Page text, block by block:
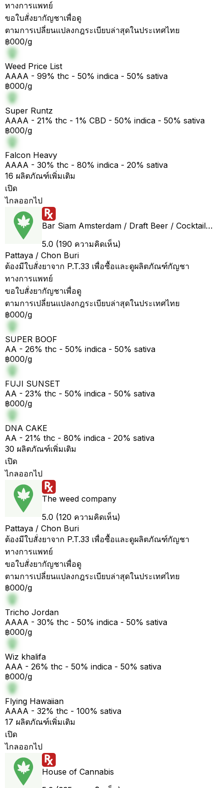
ทางการแพทย์
ขอใบสั่งยากัญชาเพื่อดู
ตามการเปลี่ยนแปลงกฎระเบียบล่าสุดในประเทศไทย
฿000/g
Weed Price List
AAAA - 99% thc - 50% indica - 50% sativa
฿000/g
Super Runtz
AAAA - 21% thc - 1% CBD - 50% indica - 50% sativa
฿000/g
Falcon Heavy
AAAA - 30% thc - 80% indica - 20% sativa
16 ผลิตภัณฑ์เพิ่มเติม
เปิด
ไกลออกไป
Bar Siam Amsterdam / Draft Beer / Cocktails / Rooftop/ Weed/ Pool table/ PS5 / BBQ / Cannabis
5.0 (190 ความคิดเห็น)
Pattaya / Chon Buri
ต้องมีใบสั่งยาจาก P.T.33 เพื่อซื้อและดูผลิตภัณฑ์กัญชา
ทางการแพทย์
ขอใบสั่งยากัญชาเพื่อดู
ตามการเปลี่ยนแปลงกฎระเบียบล่าสุดในประเทศไทย
฿000/g
SUPER BOOF
AA - 26% thc - 50% indica - 50% sativa
฿000/g
FUJI SUNSET
AA - 23% thc - 50% indica - 50% sativa
฿000/g
DNA CAKE
AA - 21% thc - 80% indica - 20% sativa
30 ผลิตภัณฑ์เพิ่มเติม
เปิด
ไกลออกไป
The weed company
5.0 (120 ความคิดเห็น)
Pattaya / Chon Buri
ต้องมีใบสั่งยาจาก P.T.33 เพื่อซื้อและดูผลิตภัณฑ์กัญชา
ทางการแพทย์
ขอใบสั่งยากัญชาเพื่อดู
ตามการเปลี่ยนแปลงกฎระเบียบล่าสุดในประเทศไทย
฿000/g
Tricho Jordan
AAAA - 30% thc - 50% indica - 50% sativa
฿000/g
Wiz khalifa
AAA - 26% thc - 50% indica - 50% sativa
฿000/g
Flying Hawaiian
AAAA - 32% thc - 100% sativa
17 ผลิตภัณฑ์เพิ่มเติม
เปิด
ไกลออกไป
House of Cannabis